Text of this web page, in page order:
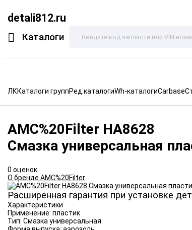
detali812.ru
Каталоги
ЛККаталоги группРед.каталогиWh-каталогиCarbase
AMC%20Filter HA8628
Смазка универсальная
0 оценок
О бренде AMC%20Filter
Расширенная гарантия при установке
Характеристики
Применение: пластик
Тип: Смазка универсальная